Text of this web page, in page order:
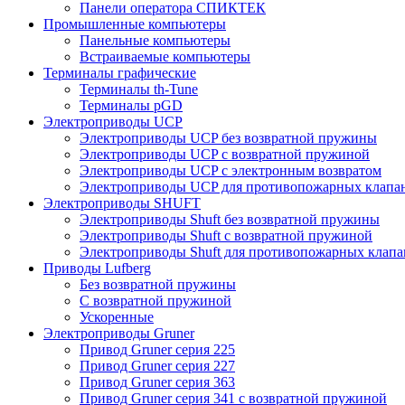
Панели оператора СПИКТЕК
Промышленные компьютеры
Панельные компьютеры
Встраиваемые компьютеры
Терминалы графические
Терминалы th-Tune
Терминалы pGD
Электроприводы UCP
Электроприводы UCP без возвратной пружины
Электроприводы UCP с возвратной пружиной
Электроприводы UCP с электронным возвратом
Электроприводы UCP для противопожарных
Электроприводы SHUFT
Электроприводы Shuft без возвратной пружины
Электроприводы Shuft с возвратной пружиной
Электроприводы Shuft для противопожарных
Приводы Lufberg
Без возвратной пружины
С возвратной пружиной
Ускоренные
Электроприводы Gruner
Привод Gruner серия 225
Привод Gruner серия 227
Привод Gruner серия 363
Привод Gruner серия 341 с возвратной пружиной